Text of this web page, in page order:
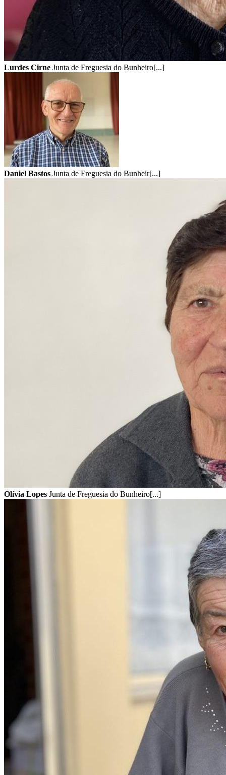
Lurdes Cirne Junta de Freguesia do Bunheiro[...]
Daniel Bastos Junta de Freguesia do Bunheir[...]
Olívia Lopes Junta de Freguesia do Bunheiro[...]